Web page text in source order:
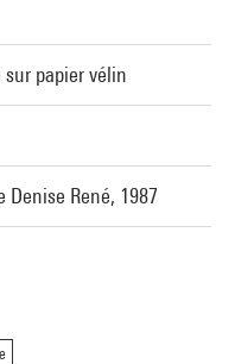
papier vélin
Denise René, 1987